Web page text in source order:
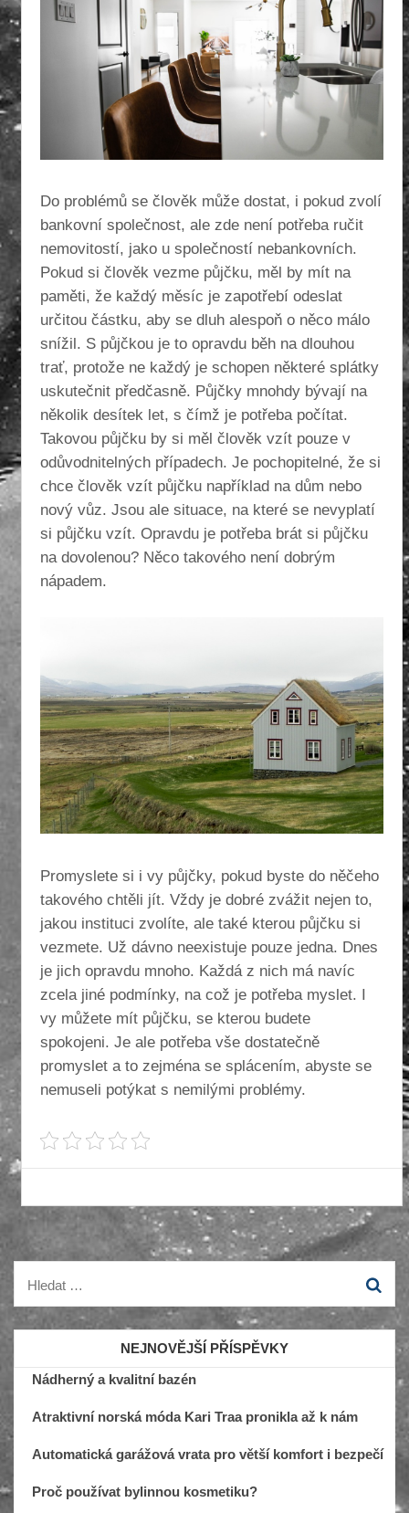
Do problémů se člověk může dostat, i pokud zvolí
bankovní společnost, ale zde není potřeba ručit
nemovitostí, jako u společností nebankovních.
Pokud si člověk vezme půjčku, měl by mít na
paměti, že každý měsíc je zapotřebí odeslat
určitou částku, aby se dluh alespoň o něco málo
snížil. S půjčkou je to opravdu běh na dlouhou
trať, protože ne každý je schopen některé splátky
uskutečnit předčasně. Půjčky mnohdy bývají na
několik desítek let, s čímž je potřeba počítat.
Takovou půjčku by si měl člověk vzít pouze v
odůvodnitelných případech. Je pochopitelné, že si
chce člověk vzít půjčku například na dům nebo
nový vůz. Jsou ale situace, na které se nevyplatí
si půjčku vzít. Opravdu je potřeba brát si půjčku
na dovolenou? Něco takového není dobrým
nápadem.
Promyslete si i vy půjčky, pokud byste do něčeho
takového chtěli jít. Vždy je dobré zvážit nejen to,
jakou instituci zvolíte, ale také kterou půjčku si
vezmete. Už dávno neexistuje pouze jedna. Dnes
je jich opravdu mnoho. Každá z nich má navíc
zcela jiné podmínky, na což je potřeba myslet. I
vy můžete mít půjčku, se kterou budete
spokojeni. Je ale potřeba vše dostatečně
promyslet a to zejména se splácením, abyste se
nemuseli potýkat s nemilými problémy.
Vyhledávání
NEJNOVĚJŠÍ PŘÍSPĚVKY
Nádherný a kvalitní bazén
Atraktivní norská móda Kari Traa pronikla až k nám
Automatická garážová vrata pro větší komfort i bezpečí
Proč používat bylinnou kosmetiku?